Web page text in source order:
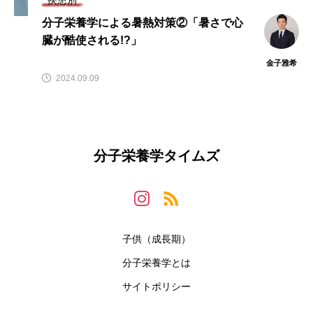
分子栄養学による暑熱対策②「暑さで心
臓が酷使される!?」
金子雅希
2024.09.09
分子栄養学タイムズ
子供（成長期）
分子栄養学とは
サイトポリシー